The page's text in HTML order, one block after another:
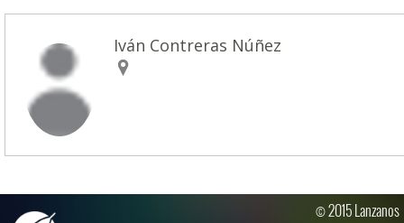
Iván Contreras Núñez
© 2015 Lanzanos